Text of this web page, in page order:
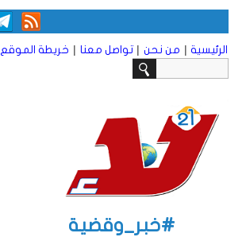
الرئيسية | من نحن | تواصل معنا | خريطة الموقع
#خبر_وقضية